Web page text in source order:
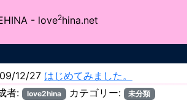
- love2hina.net
12/27 はじめてみました。
者:
love2hina カテゴリー: 未分類